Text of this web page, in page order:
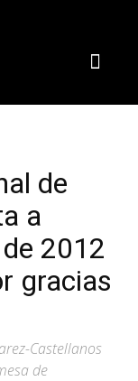
de
a
2012
gracias
Castellanos
de